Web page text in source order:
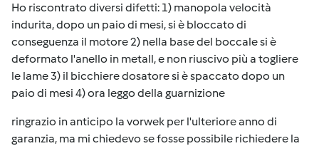
Ho riscontrato diversi difetti: 1) manopola velocità
indurita, dopo un paio di mesi, si è bloccato di
conseguenza il motore 2) nella base del boccale si è
deformato l'anello in metall, e non riuscivo più a togliere
le lame 3) il bicchiere dosatore si è spaccato dopo un
paio di mesi 4) ora leggo della guarnizione
ringrazio in anticipo la vorwek per l'ulteriore anno di
garanzia, ma mi chiedevo se fosse possibile richiedere la